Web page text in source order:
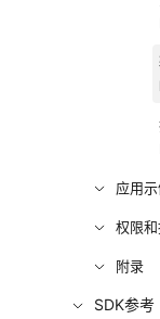
应用
权限
附录
SDK参考